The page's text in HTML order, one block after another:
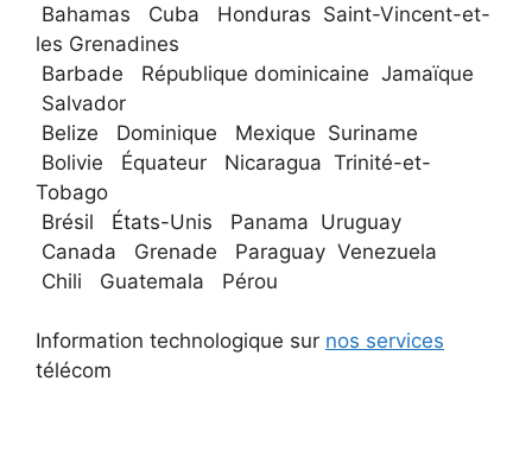
Bahamas Cuba Honduras Saint-Vincent-et-
les Grenadines
Barbade République dominicaine Jamaïque
Salvador
Belize Dominique Mexique Suriname
Bolivie Équateur Nicaragua Trinité-et-
Tobago
Brésil États-Unis Panama Uruguay
Canada Grenade Paraguay Venezuela
Chili Guatemala Pérou
Information technologique sur nos services
télécom